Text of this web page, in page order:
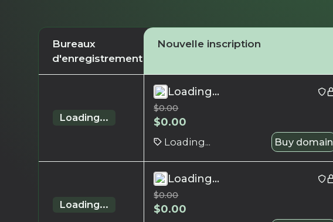
Bureaux
d'enregistrement
Nouvelle inscription
Loading...
Loading...
$0.00
$0.00
Loading... Buy domain
Loading...
Loading...
$0.00
$0.00